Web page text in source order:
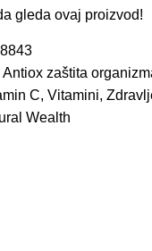
gleda ovaj proizvod!
Antiox zaštita
C, Vitamini,
Wealth